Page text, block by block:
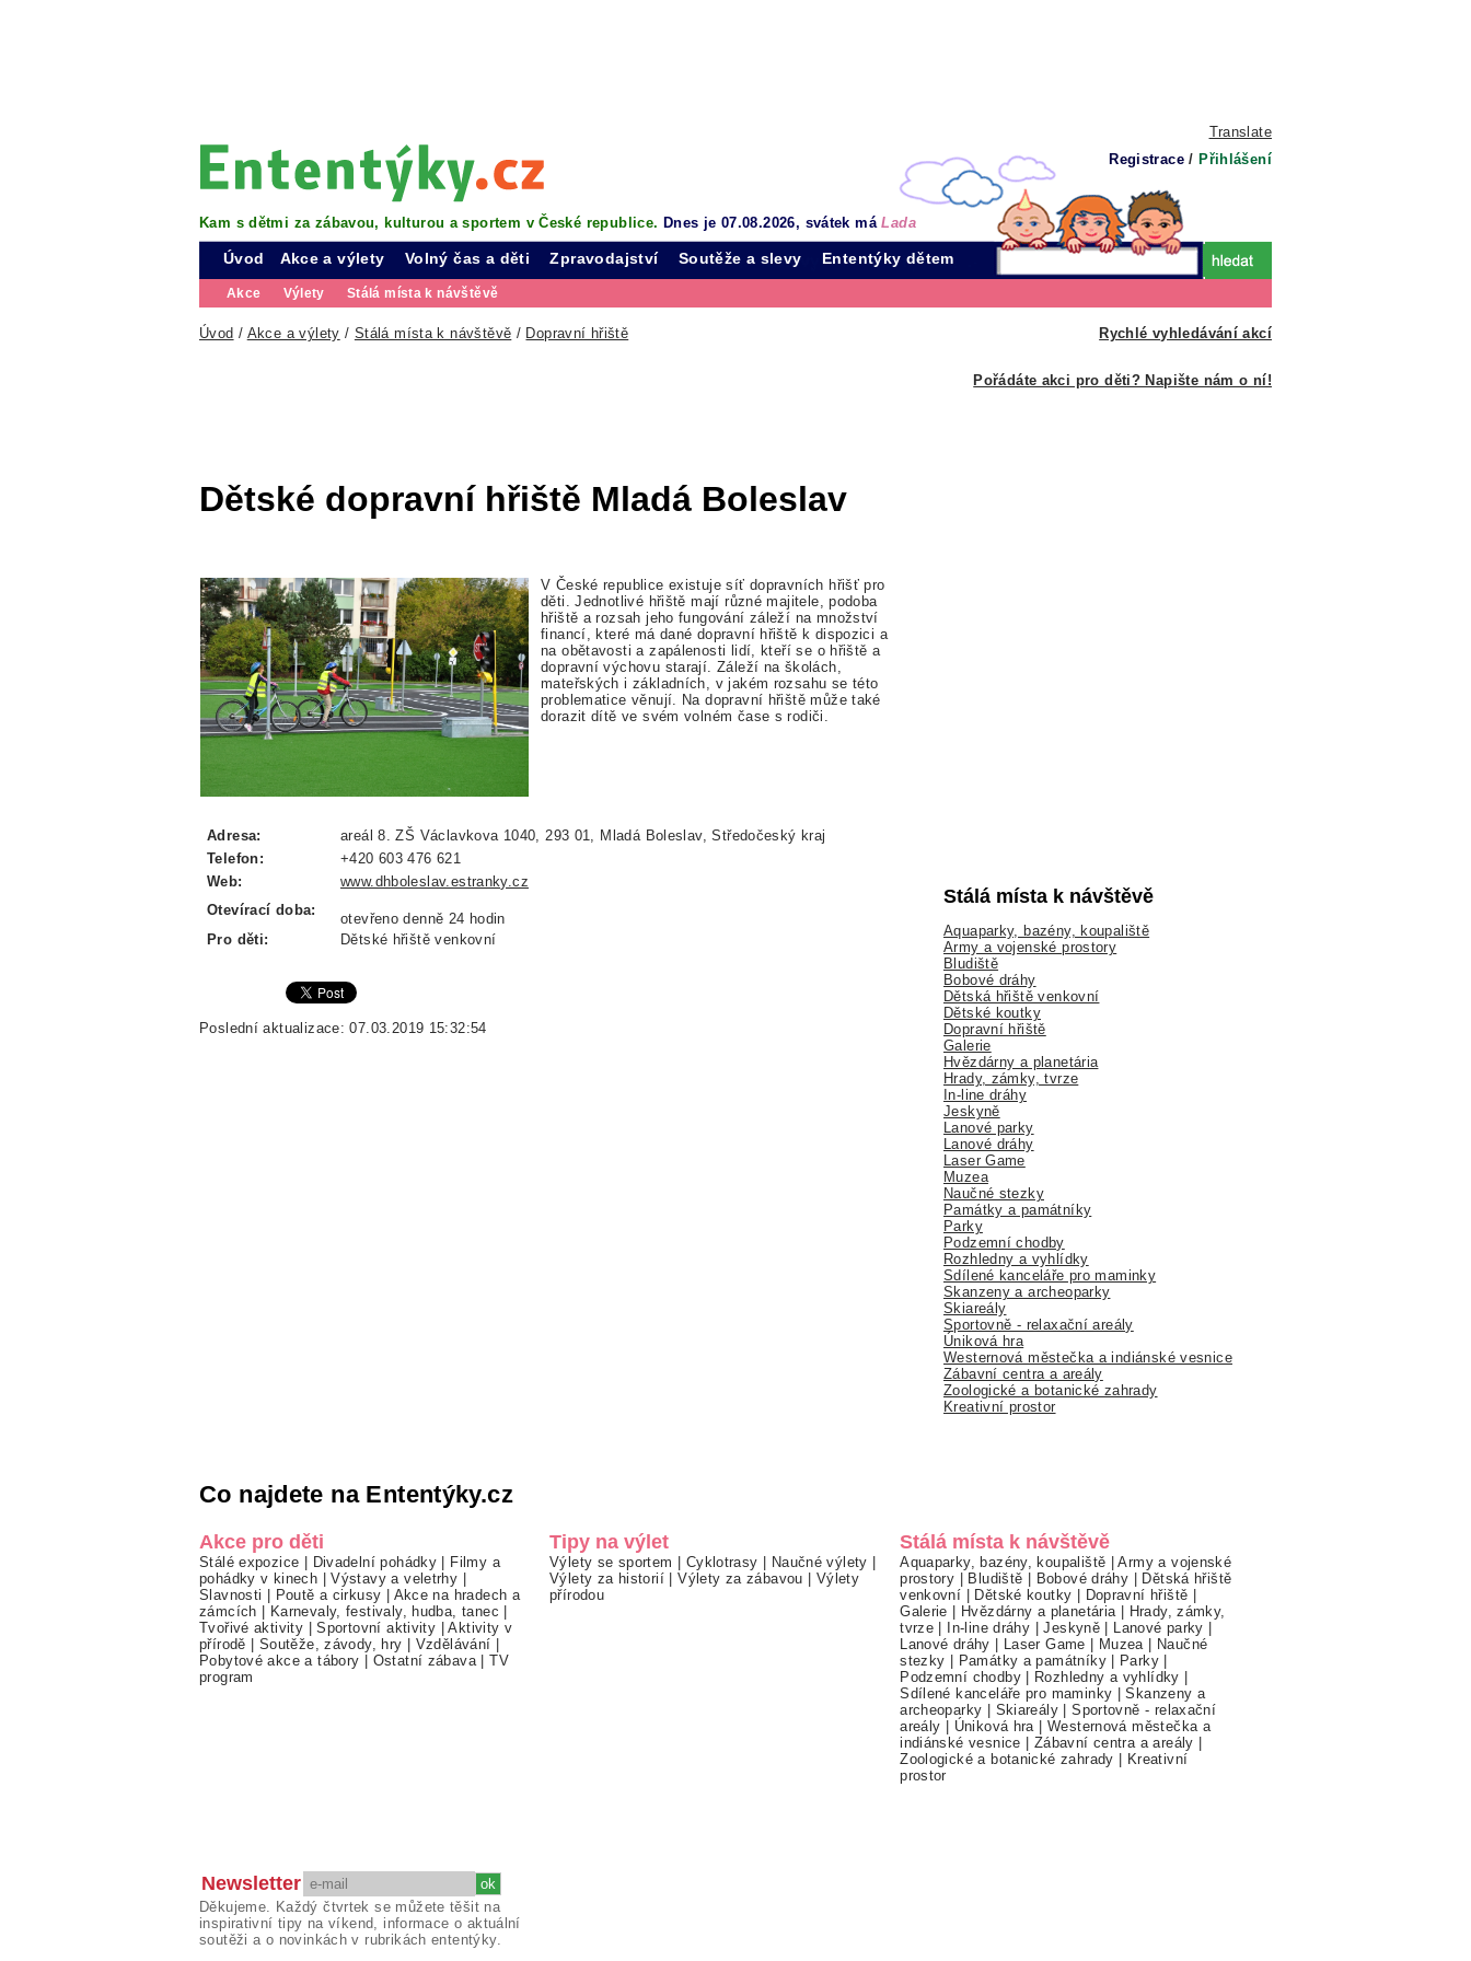
Translate
Registrace / Přihlášení
Kam s dětmi za zábavou, kulturou a sportem v České republice. Dnes je 07.08.2026, svátek máLada
Úvod Akce a výlety
Akce Výlety Stálá místa k návštěvě
Volný čas a děti Zpravodajství Soutěže a slevy Ententýky dětem
Rychlé vyhledávání akcí
Úvod / Akce a výlety / Stálá místa k návštěvě / Dopravní hřiště
Pořádáte akci pro děti? Napište nám o ní!
Dětské dopravní hřiště Mladá Boleslav
V České republice existuje síť dopravních hřišť pro
děti. Jednotlivé hřiště mají různé majitele, podoba
hřiště a rozsah jeho fungování záleží na množství
financí, které má dané dopravní hřiště k dispozici a
na obětavosti a zapálenosti lidí, kteří se o hřiště a
dopravní výchovu starají. Záleží na školách,
mateřských i základních, v jakém rozsahu se této
problematice věnují. Na dopravní hřiště může také
dorazit dítě ve svém volném čase s rodiči.
Adresa:
areál 8. ZŠ Václavkova 1040, 293 01, Mladá Boleslav, Středočeský kraj
Telefon:
+420 603 476 621
Web:
www.dhboleslav.estranky.cz
Otevírací doba:
otevřeno denně 24 hodin
Pro děti:
Dětské hřiště venkovní
Poslední aktualizace: 07.03.2019 15:32:54
Stálá místa k návštěvě
Aquaparky, bazény, koupaliště
Army a vojenské prostory
Bludiště
Bobové dráhy
Dětská hřiště venkovní
Dětské koutky
Dopravní hřiště
Galerie
Hvězdárny a planetária
Hrady, zámky, tvrze
In-line dráhy
Jeskyně
Lanové parky
Lanové dráhy
Laser Game
Muzea
Naučné stezky
Památky a památníky
Parky
Podzemní chodby
Rozhledny a vyhlídky
Sdílené kanceláře pro maminky
Skanzeny a archeoparky
Skiareály
Sportovně - relaxační areály
Úniková hra
Westernová městečka a indiánské vesnice
Zábavní centra a areály
Zoologické a botanické zahrady
Kreativní prostor
Co najdete na Ententýky.cz
Akce pro děti
Stálé expozice | Divadelní pohádky | Filmy a
pohádky v kinech |Výstavy a veletrhy |
Slavnosti | Poutě a cirkusy | Akce na hradech a
zámcích | Karnevaly, festivaly, hudba, tanec |
Tvořivé aktivity |Sportovní aktivity |Aktivity v
přírodě | Soutěže, závody, hry | Vzdělávání |
Pobytové akce a tábory | Ostatní zábava |TV
program
Tipy na výlet
Výlety se sportem | Cyklotrasy | Naučné výlety |
Výlety za historií |Výlety za zábavou | Výlety
přírodou
Stálá místa k návštěvě
Aquaparky, bazény, koupaliště |Army a vojenské
prostory | Bludiště | Bobové dráhy | Dětská hřiště
venkovní | Dětské koutky | Dopravní hřiště |
Galerie | Hvězdárny a planetária | Hrady, zámky,
tvrze | In-line dráhy |Jeskyně | Lanové parky |
Lanové dráhy | Laser Game | Muzea | Naučné
stezky | Památky a památníky| Parky |
Podzemní chodby| Rozhledny a vyhlídky |
Sdílené kanceláře pro maminky |Skanzeny a
archeoparky | Skiareály |Sportovně - relaxační
areály | Úniková hra |Westernová městečka a
indiánské vesnice | Zábavní centra a areály |
Zoologické a botanické zahrady | Kreativní
prostor
Newsletter
Děkujeme. Každý čtvrtek se můžete těšit na
inspirativní tipy na víkend, informace o aktuální
soutěži a o novinkách v rubrikách ententýky.